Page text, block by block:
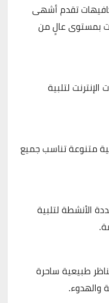
تقدم أشهى
بمستوى عالٍ من
لتلبية
متنوعة تناسب جميع
الأنشطة لتلبية
طبيعية ساحرة
والهدوء.